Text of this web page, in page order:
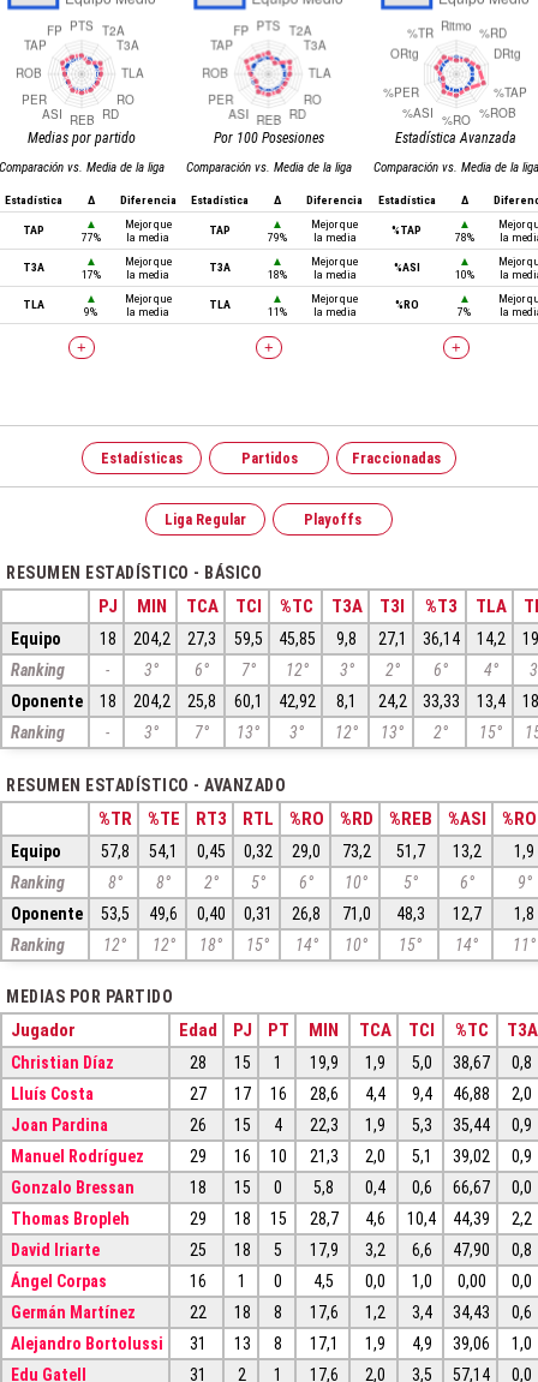
Medias por partido
Comparación vs. Media de la liga
Estadística Δ Diferencia
TAP
▲
77%
Mejor que
la media
T3A
▲
17%
Mejor que
la media
TLA
▲
9%
Mejor que
la media
+
Por 100 Posesiones
Comparación vs. Media de la liga
Estadística Δ Diferencia
TAP
▲
79%
Mejor que
la media
T3A
▲
18%
Mejor que
la media
TLA
▲
11%
Mejor que
la media
+
Estadística Avanzada
Comparación vs. Media de la liga
Estadística Δ
%TAP
▲
78%
Mejor
la
%ASI
▲
10%
Mejor
la
%RO
▲
7%
Mejor
la
+
Estadísticas Partidos Fraccionadas
Liga Regular Playoffs
RESUMEN ESTADÍSTICO - BÁSICO
PJ MIN TCA TCI %TC T3A T3I %T3 TLA
Equipo 18 204,2 27,3 59,5 45,85 9,8 27,1 36,14 14,2
Ranking
- 3° 6° 7° 12° 3° 2° 6° 4°
Oponente
18 204,2 25,8 60,1 42,92 8,1 24,2 33,33 13,4
Ranking
- 3° 7° 13° 3° 12° 13° 2° 15°
RESUMEN ESTADÍSTICO - AVANZADO
%TR %TE RT3 RTL %RO %RD %REB %ASI
Equipo 57,8 54,1 0,45 0,32 29,0 73,2 51,7 13,2
1,9
Ranking
8° 8° 2° 5° 6° 10° 5° 6°
9°
Oponente
53,5 49,6 0,40 0,31 26,8 71,0 48,3 12,7
1,8
Ranking
12° 12° 18° 15° 14° 10° 15° 14° 11°
MEDIAS POR PARTIDO
Jugador Edad PJ PT MIN TCA TCI %TC T3A
Christian Díaz 28 15 1 19,9 1,9 5,0 38,67
0,8
Lluís Costa
27 17 16 28,6 4,4 9,4 46,88
2,0
Joan Pardina
26 15 4 22,3 1,9 5,3 35,44
0,9
Manuel Rodríguez
29 16 10 21,3 2,0 5,1 39,02
0,9
Gonzalo Bressan
18 15 0 5,8 0,4 0,6 66,67
0,0
Thomas Bropleh
29 18 15 28,7 4,6 10,4 44,39
2,2
David Iriarte
25 18 5 17,9 3,2 6,6 47,90
0,8
Ángel Corpas
16 1 0 4,5 0,0 1,0 0,00
0,0
Germán Martínez
22 18 8 17,6 1,2 3,4 34,43
0,6
Alejandro Bortolussi
31 13 8 17,1 1,9 4,9 39,06
1,0
Edu Gatell
31 2 1 17,6 2,0 3,5 57,14 0,0